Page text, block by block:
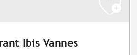
Ibis Vannes